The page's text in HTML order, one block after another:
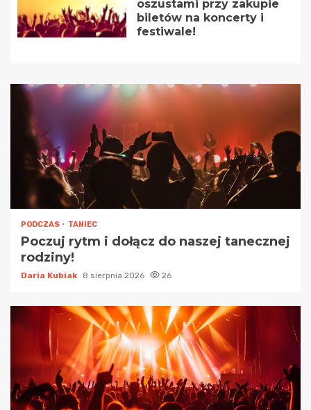
oszustami przy zakupie
biletów na koncerty i
festiwale!
PODCZAS TANIEC
Poczuj rytm i dołącz do naszej tanecznej
rodziny!
Daria Kubiak 8 sierpnia 2026 26